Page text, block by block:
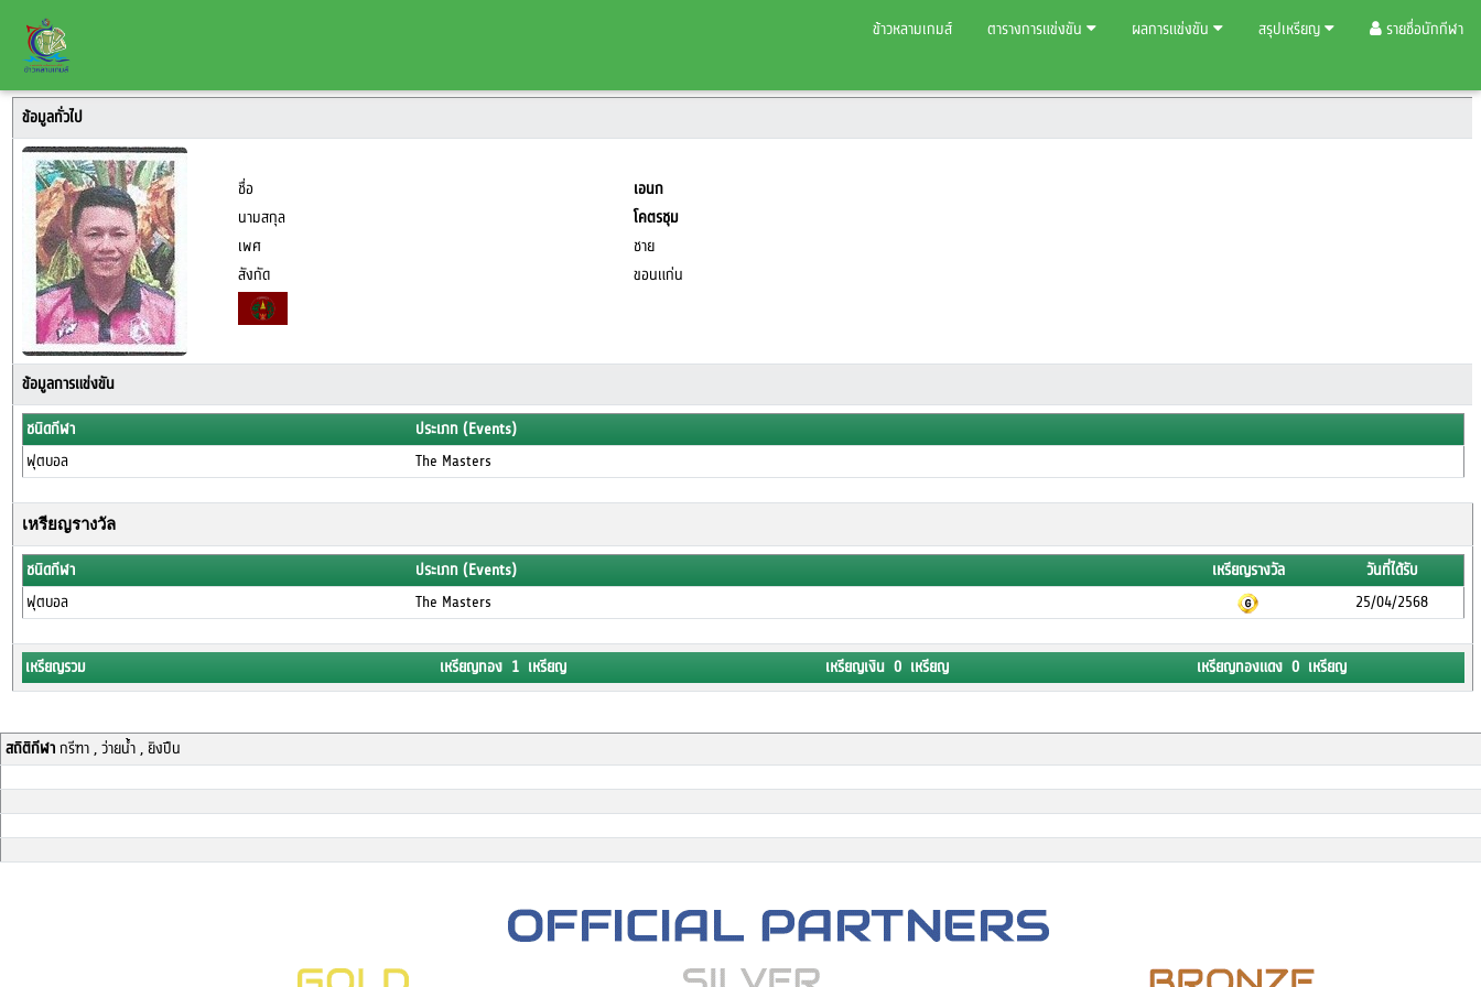
ข้าวหลามเกมส์ ตารางการแข่งขัน ผลการแข่งขัน สรุปเหรียญ รายชื่อนักกีฬา
ข้อมูลทั่วไป
ชื่อ
เอนก
นามสกุล
โคตรชุม
เพศ
ชาย
สังกัด
ขอนแก่น
ข้อมูลการแข่งขัน
ชนิดกีฬา
ประเภท (Events)
ฟุตบอล
The Masters
เหรียญรางวัล
ชนิดกีฬา ประเภท (Events) เหรียญรางวัล
วันที่ได้รับ
ฟุตบอล
The Masters 25/04/2568
เหรียญรวม เหรียญทอง 1 เหรียญ เหรียญเงิน 0 เหรียญ เหรียญทองแดง 0 เหรียญ
สถิติกีฬากรีฑา , ว่ายน้ำ , ยิงปืน